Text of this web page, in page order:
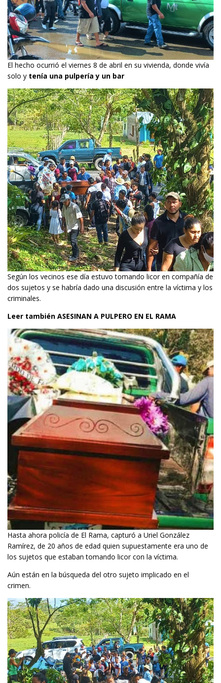
El hecho ocurrió el viernes 8 de abril en su vivienda, donde vivía
solo y tenía una pulpería y un bar
Según los vecinos ese día estuvo tomando licor en compañía de
dos sujetos y se habría dado una discusión entre la víctima y los
criminales.
Leer también ASESINAN A PULPERO EN EL RAMA
Hasta ahora policía de El Rama, capturó a Uriel González
Ramírez, de 20 años de edad quien supuestamente era uno de
los sujetos que estaban tomando licor con la víctima.
Aún están en la búsqueda del otro sujeto implicado en el
crimen.